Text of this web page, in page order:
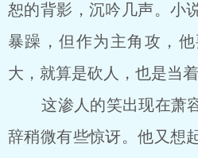
恕的背影，沉吟几声。小
暴躁，但作为主角攻，
大，就算是砍人，也是当
这渗人的笑出现在萧容
辞稍微有些惊讶。他又想